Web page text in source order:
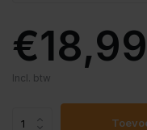
€18,99
Incl. btw